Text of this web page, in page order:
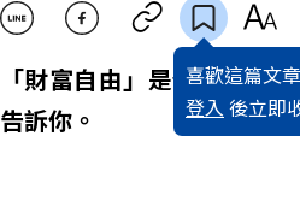
喜歡這篇文
登入 後立即
「財富自由」是什麼？該
告訴你。